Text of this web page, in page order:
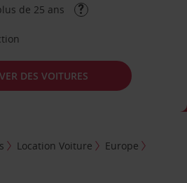
de 25 ans
DES VOITURES
Location Voiture
Europe